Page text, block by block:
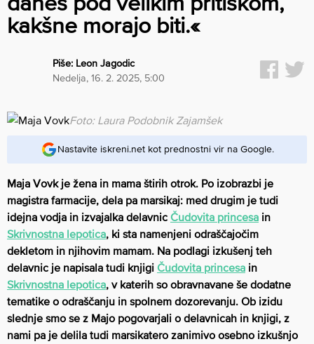
kakšne morajo biti.«
Piše: Leon Jagodic
nedelja, 16. 2. 2025, 5:00
Foto: Laura Podobnik Zajamšek
Nastavite iskreni.net kot prednostni vir na Google.
Maja Vovk je žena in mama štirih otrok. Po izobrazbi je
magistra farmacije, dela pa marsikaj: med drugim je tudi
idejna vodja in izvajalka delavnic Čudovita princesa in
Skrivnostna lepotica, ki sta namenjeni odraščajočim
dekletom in njihovim mamam. Na podlagi izkušenj teh
delavnic je napisala tudi knjigi Čudovita princesa in
Skrivnostna lepotica, v katerih so obravnavane še dodatne
tematike o odraščanju in spolnem dozorevanju. Ob izidu
slednje smo se z Majo pogovarjali o delavnicah in knjigi, z
nami pa je delila tudi marsikatero zanimivo osebno izkušnjo